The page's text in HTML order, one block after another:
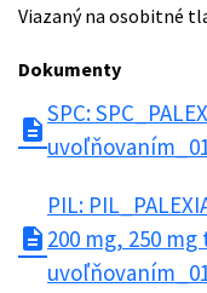
Viazaný na osobitné
Dokumenty
description
SPC:
description
PIL:
200 mg, 250